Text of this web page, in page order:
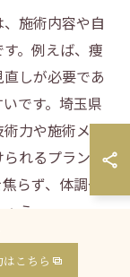
施術内容や自
。例えば、痩
しが必要であ
です。埼玉県
力や施術メニ
れるプランを
らず、体調や
う。
ク事項
はこちら